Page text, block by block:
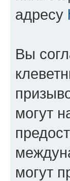
адресу
Вы
могут
могут